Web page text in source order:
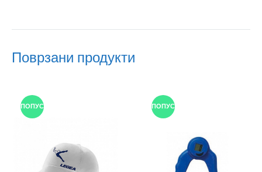
Поврзани продукти
ПОПУСТ ПОПУСТ